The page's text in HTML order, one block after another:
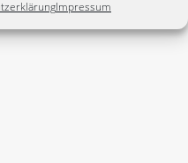
Impressum